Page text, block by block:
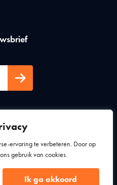
ervaring te verbeteren. Door op
gebruik van cookies.
Ik ga akkoord
Privacy statement
© 2026